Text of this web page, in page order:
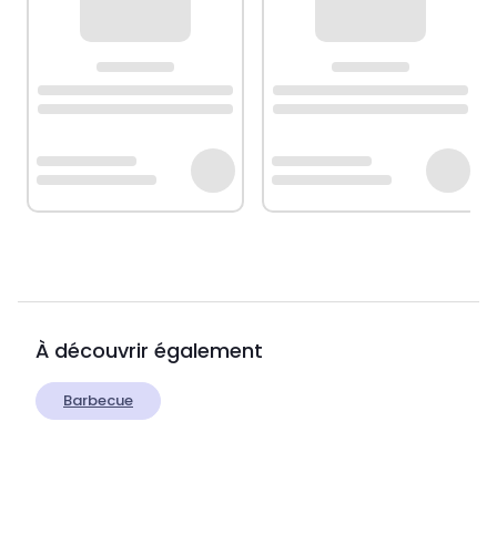
À découvrir également
Barbecue